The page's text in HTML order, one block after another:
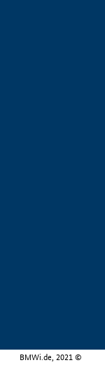
BMWi.de, 2021 ©